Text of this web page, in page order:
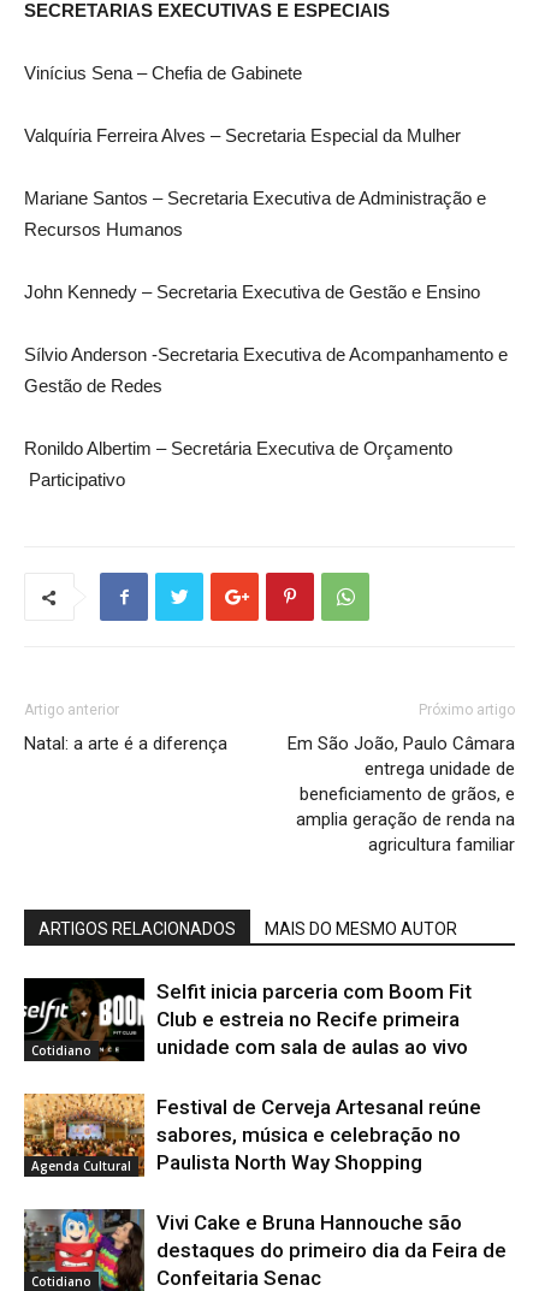
SECRETARIAS EXECUTIVAS E ESPECIAIS
Vinícius Sena – Chefia de Gabinete
Valquíria Ferreira Alves – Secretaria Especial da Mulher
Mariane Santos – Secretaria Executiva de Administração e
Recursos Humanos
John Kennedy – Secretaria Executiva de Gestão e Ensino
Sílvio Anderson -Secretaria Executiva de Acompanhamento e
Gestão de Redes
Ronildo Albertim – Secretária Executiva de Orçamento
Participativo
Artigo anterior
Natal: a arte é a diferença
Próximo artigo
Em São João, Paulo Câmara
entrega unidade de
beneficiamento de grãos, e
amplia geração de renda na
agricultura familiar
ARTIGOS RELACIONADOS MAIS DO MESMO AUTOR
Cotidiano
Selfit inicia parceria com Boom Fit
Club e estreia no Recife primeira
unidade com sala de aulas ao vivo
Agenda Cultural
Festival de Cerveja Artesanal reúne
sabores, música e celebração no
Paulista North Way Shopping
Cotidiano
Vivi Cake e Bruna Hannouche são
destaques do primeiro dia da Feira de
Confeitaria Senac